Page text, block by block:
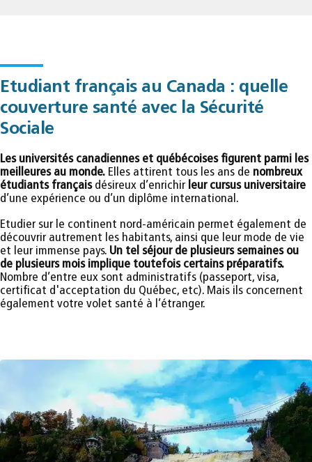
Etudiant français au Canada : quelle
couverture santé avec la Sécurité
Sociale
Les universités canadiennes et québécoises figurent parmi les
meilleures au monde. Elles attirent tous les ans de nombreux
étudiants françaisdésireux d’enrichir leur cursus universitaire
d’une expérience ou d’un diplôme international.
Etudier sur le continent nord-américain permet également de
découvrir autrement les habitants, ainsi que leur mode de vie
et leur immense pays. Un tel séjour de plusieurs semaines ou
de plusieurs mois implique toutefois certains préparatifs.
Nombre d’entre eux sont administratifs (passeport, visa,
certificat d'acceptation du Québec, etc). Mais ils concernent
également votre volet santé à l’étranger.